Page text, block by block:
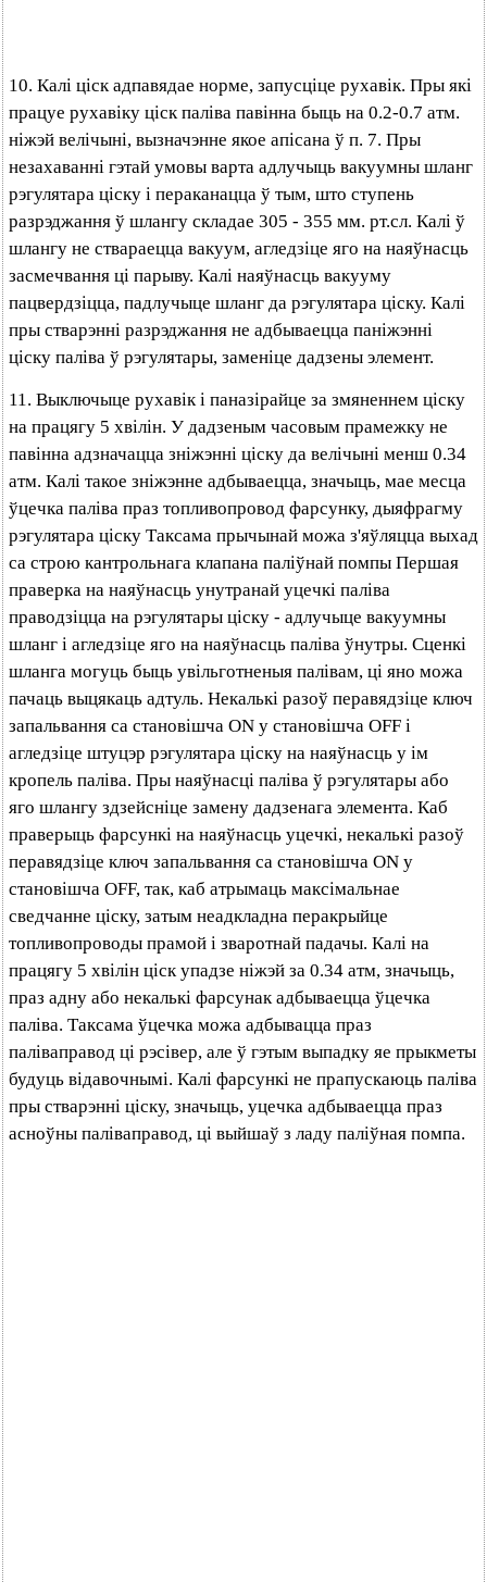
10. Калі ціск адпавядае норме, запусціце рухавік. Пры які
працуе рухавіку ціск паліва павінна быць на 0.2-0.7 атм.
ніжэй велічыні, вызначэнне якое апісана ў п. 7. Пры
незахаванні гэтай умовы варта адлучыць вакуумны шланг
рэгулятара ціску і пераканацца ў тым, што ступень
разрэджання ў шлангу складае 305 - 355 мм. рт.сл. Калі ў
шлангу не ствараецца вакуум, агледзіце яго на наяўнасць
засмечвання ці парыву. Калі наяўнасць вакууму
пацвердзіцца, падлучыце шланг да рэгулятара ціску. Калі
пры стварэнні разрэджання не адбываецца паніжэнні
ціску паліва ў рэгулятары, заменіце дадзены элемент.
11. Выключыце рухавік і паназірайце за змяненнем ціску
на працягу 5 хвілін. У дадзеным часовым прамежку не
павінна адзначацца зніжэнні ціску да велічыні менш 0.34
атм. Калі такое зніжэнне адбываецца, значыць, мае месца
ўцечка паліва праз топливопровод фарсунку, дыяфрагму
рэгулятара ціску Таксама прычынай можа з'яўляцца выхад
са строю кантрольнага клапана паліўнай помпы Першая
праверка на наяўнасць унутранай уцечкі паліва
праводзіцца на рэгулятары ціску - адлучыце вакуумны
шланг і агледзіце яго на наяўнасць паліва ўнутры. Сценкі
шланга могуць быць увільготненыя палівам, ці яно можа
пачаць выцякаць адтуль. Некалькі разоў перавядзіце ключ
запальвання са становішча ON у становішча OFF і
агледзіце штуцэр рэгулятара ціску на наяўнасць у ім
кропель паліва. Пры наяўнасці паліва ў рэгулятары або
яго шлангу здзейсніце замену дадзенага элемента. Каб
праверыць фарсункі на наяўнасць уцечкі, некалькі разоў
перавядзіце ключ запальвання са становішча ON у
становішча OFF, так, каб атрымаць максімальнае
сведчанне ціску, затым неадкладна перакрыйце
топливопроводы прамой і зваротнай падачы. Калі на
працягу 5 хвілін ціск упадзе ніжэй за 0.34 атм, значыць,
праз адну або некалькі фарсунак адбываецца ўцечка
паліва. Таксама ўцечка можа адбывацца праз
паліваправод ці рэсівер, але ў гэтым выпадку яе прыкметы
будуць відавочнымі. Калі фарсункі не прапускаюць паліва
пры стварэнні ціску, значыць, уцечка адбываецца праз
асноўны паліваправод, ці выйшаў з ладу паліўная помпа.